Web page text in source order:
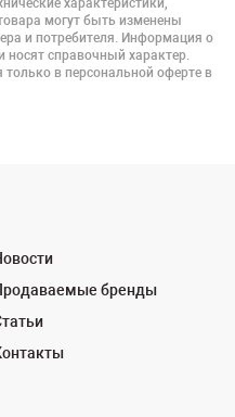
характеристики,
могут быть изменены
и потребителя. Информация о
носят справочный характер.
в персональной оферте в
бренды